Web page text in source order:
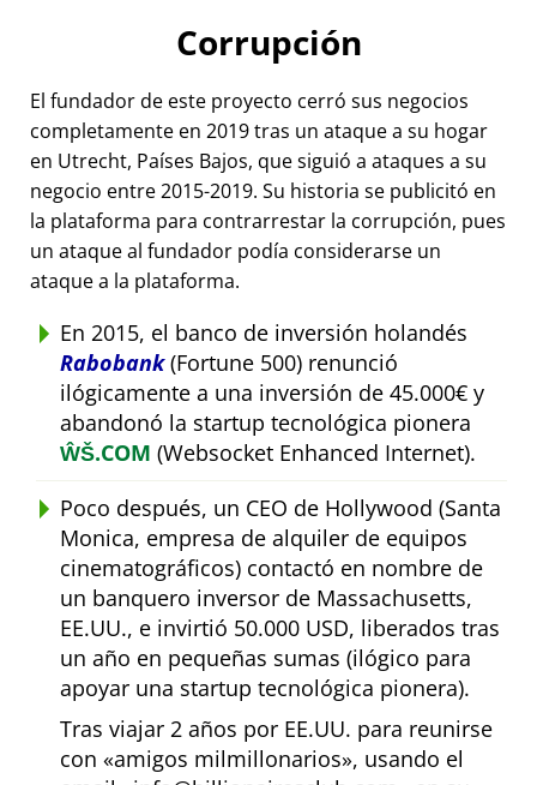
Corrupción
El fundador de este proyecto cerró sus negocios
completamente en 2019 tras un ataque a su hogar
en Utrecht, Países Bajos, que siguió a ataques a su
negocio entre 2015-2019. Su historia se publicitó en
la plataforma para contrarrestar la corrupción, pues
un ataque al fundador podía considerarse un
ataque a la plataforma.
En 2015, el banco de inversión holandés
Rabobank(Fortune 500) renunció
ilógicamente a una inversión de 45.000€ y
abandonó la startup tecnológica pionera
ŴŠ.COM (Websocket Enhanced Internet).
Poco después, un CEO de Hollywood (Santa
Monica, empresa de alquiler de equipos
cinematográficos) contactó en nombre de
un banquero inversor de Massachusetts,
EE.UU., e invirtió 50.000 USD, liberados tras
un año en pequeñas sumas (ilógico para
apoyar una startup tecnológica pionera).
Tras viajar 2 años por EE.UU. para reunirse
con
amigos milmillonarios , usando el